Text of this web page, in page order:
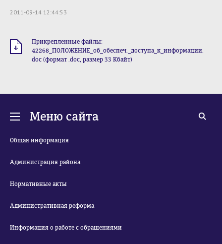
2011-09-14 12:44:53
Прикрепленные файлы:
42268_ПОЛОЖЕНИЕ_об_обеспеч._доступа_к_информации.
doc (формат .doc, размер 33 Кбайт)
Меню сайта
Общая информация
Администрация района
Нормативные акты
Административная реформа
Информация о работе с обращениями